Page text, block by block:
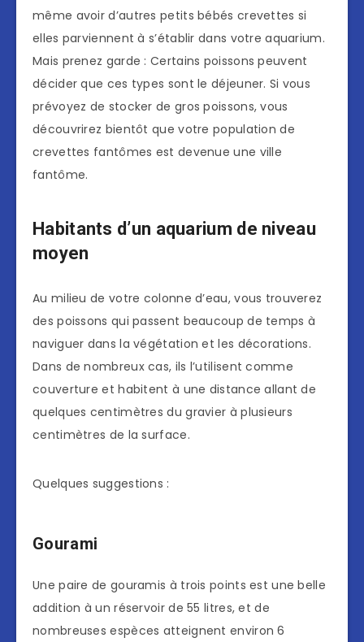
même avoir d’autres petits bébés crevettes si
elles parviennent à s’établir dans votre aquarium.
Mais prenez garde : Certains poissons peuvent
décider que ces types sont le déjeuner. Si vous
prévoyez de stocker de gros poissons, vous
découvrirez bientôt que votre population de
crevettes fantômes est devenue une ville
fantôme.
Habitants d’un aquarium de niveau
moyen
Au milieu de votre colonne d’eau, vous trouverez
des poissons qui passent beaucoup de temps à
naviguer dans la végétation et les décorations.
Dans de nombreux cas, ils l’utilisent comme
couverture et habitent à une distance allant de
quelques centimètres du gravier à plusieurs
centimètres de la surface.
Quelques suggestions :
Gourami
Une paire de gouramis à trois points est une belle
addition à un réservoir de 55 litres, et de
nombreuses espèces atteignent environ 6